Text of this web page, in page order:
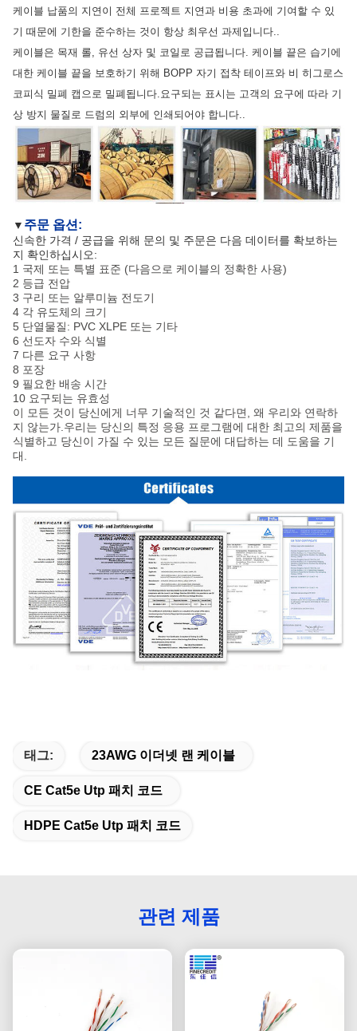
케이블 납품의 지연이 전체 프로젝트 지연과 비용 초과에 기여할 수 있
기 때문에 기한을 준수하는 것이 항상 최우선 과제입니다..
케이블은 목재 롤, 유선 상자 및 코일로 공급됩니다. 케이블 끝은 습기에
대한 케이블 끝을 보호하기 위해 BOPP 자기 접착 테이프와 비 히그로스
코피식 밀폐 캡으로 밀폐됩니다.요구되는 표시는 고객의 요구에 따라 기
상 방지 물질로 드럼의 외부에 인쇄되어야 합니다..
▼ 주문 옵션:
신속한 가격 / 공급을 위해 문의 및 주문은 다음 데이터를 확보하는
지 확인하십시오:
1 국제 또는 특별 표준 (다음으로 케이블의 정확한 사용)
2 등급 전압
3 구리 또는 알루미늄 전도기
4 각 유도체의 크기
5 단열물질: PVC XLPE 또는 기타
6 선도자 수와 식별
7 다른 요구 사항
8 포장
9 필요한 배송 시간
10 요구되는 유효성
이 모든 것이 당신에게 너무 기술적인 것 같다면, 왜 우리와 연락하
지 않는가.우리는 당신의 특정 응용 프로그램에 대한 최고의 제품을
식별하고 당신이 가질 수 있는 모든 질문에 대답하는 데 도움을 기
대.
태그: 23AWG 이더넷 랜 케이블
CE Cat5e Utp 패치 코드
HDPE Cat5e Utp 패치 코드
관련 제품